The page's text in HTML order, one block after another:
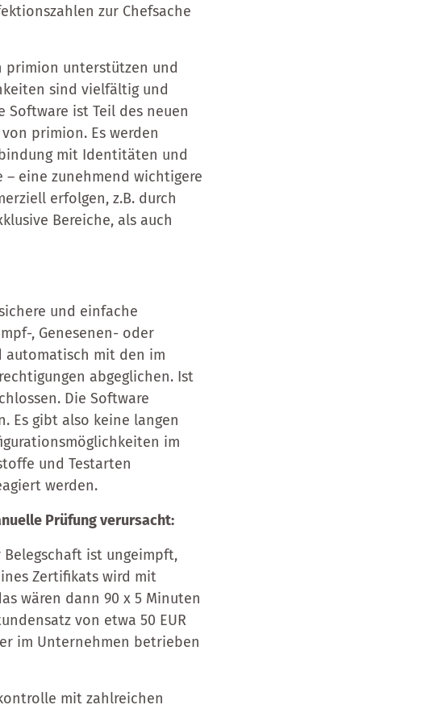
zur Chefsache
primion unterstützen und
sind vielfältig und
Software ist Teil des neuen
primion. Es werden
mit Identitäten und
– eine zunehmend wichtigere
erfolgen, z.B. durch
Bereiche, als auch
und einfache
, Genesenen- oder
automatisch mit den im
abgeglichen. Ist
Die Software
Es gibt also keine langen
im
und Testarten
werden.
Prüfung verursacht:
ist ungeimpft,
Zertifikats wird mit
wären dann 90 x 5 Minuten
von etwa 50 EUR
im Unternehmen betrieben
mit zahlreichen